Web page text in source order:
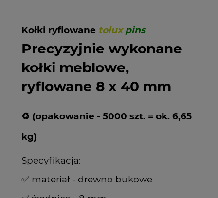
Kołki ryflowane toluxpins
Precyzyjnie wykonane
kołki meblowe,
ryflowane 8 x 40 mm
♻ (opakowanie - 5000 szt. = ok. 6,65
kg)
Specyfikacja:
✅ materiał - drewno bukowe